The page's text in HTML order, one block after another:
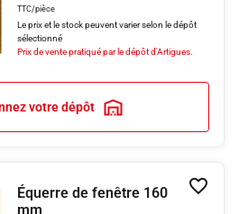
TTC/pièce
Le prix et le stock peuvent varier selon le dépôt
sélectionné
Prix de vente pratiqué par le dépôt d'Artigues.
votre dépôt
Équerre de fenêtre 160
mm